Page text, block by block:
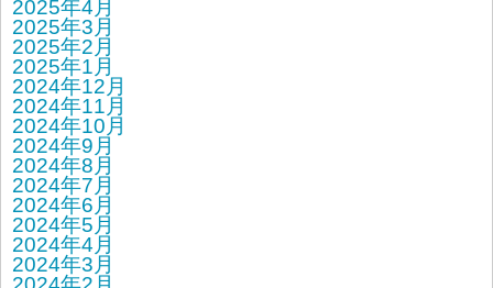
2025年4月
2025年3月
2025年2月
2025年1月
2024年12月
2024年11月
2024年10月
2024年9月
2024年8月
2024年7月
2024年6月
2024年5月
2024年4月
2024年3月